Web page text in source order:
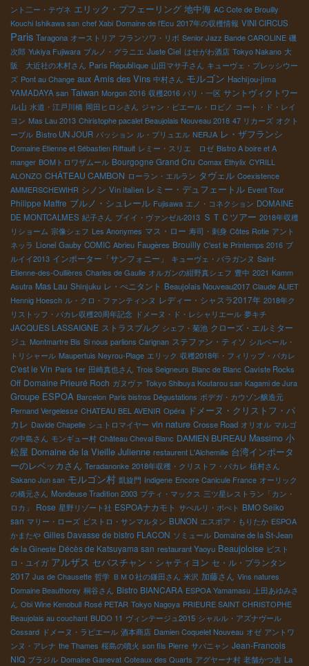
ント二ー・テヴネ エリック・プフェーリング 地中海 AC Cote de Brouilly
Kouchi Ishikawa san chef Xabi Domaine de l'Ecu 2017年の収穫情報 VINI CIRCUS
Paris Taragona オーストリア フランソワ・リボ Senior Jazz Bande CAROLINE 磯
次郎 Yukiya Fujiwara ブルノ・グラニエ Juste Ciel はせがわ酒店 Tokyo Nakano 大
阪 大近社の木村さん Paris République 山田マサ子さん キューヴェ・プレッシウー
ズ Pont au Change aux Amis des Vins 中村さん モルゴン Hachijou-jima
YAMADAYA san Taiwan Morgon 2016 収穫2016 パリ・一区 サントヴィクトワー
ル山 水道・江戸川橋 岡田ヒロシさん ジャン・ピエール・ロビノ コート・ド・レイ
ヨン Mas Lau 2013 Chiristophe pacalet Beaujolais Nouveau 2018 47 リカーズ オクト
ーブル Bistro UN JOUR パッション ル・ブリュエル NERJA レ・ザフランシ
Domaine Etienne et Sébastien Riffault レミー・スリエ ロゼ Bistro A boire et A
manger BOMトロワザムール Bourgogne Grand Cru Comax Ethylix CYRILL
ALONZO CHÂTEAU CAMBON ローラン・エルラン タヴェル Coexistence
AMMERSCHEWIHR シノン Vin italien レミー・デュフェートル Event Tour
Philippe Maffre ブルノ・シュレール Fujisawa エノ・コネクション DOMAINE
DE MONTCALMES 紀子さん プイイ・ヴァンゼル2013 ＳＴＣツアー 2018年収穫
リショーム 宗像シェフ Les Anonymes マス・ロー 寿司・刺身 Côtes Rotie アント
ネッラ Lionel Gauby COMIC Abrieu Faugères Brouilly C'est le Printemps 2016 ブ
ルイイ2013 インポーター「サンフォニー」 キューヴェ・バラガンヌ Saint-
Etienne-des-Oullières Charles de Gaulle オルガンの紺野真シェフ 豊中 2021 Kamm
Asutra Mas Lau Shinjuku レ・ぺニタント Beaujolais Nouveau2017 Claude ALIET
Hennig Hoesch ル・クロ・ファンティンヌ レディー・シャスラ2017年 2018年ク
リストッフ・パカレ収穫20周年記念 ドメーヌ・ド・レシャリエール 夢キチ
JACQUES LASSAIGNE ストラスブルグ シェフ・菊池 クローズ・エルミター
ジュ Montmartre Bis Si nous parlions Carignan ステファン・ティソ シルベール・
トリシャール Maupertuis Neyrou-Plage エリック 収穫2018年・フィリップ・パカレ
C'est le Vin Paris 1er 田崎真也さん Trois Seigneurs Blanc de Blanc Caviste Rocks
Off Domaine Prieuré Roch ガヌヴァ Tokyo Shibuya Koutarou san Kagami de Jura
Groupe ESPOA Barcelon Paris bistros Dégustations ボデガ・カウゾン醸造元
Pernand Vergelesse CHATEAU BEL AVENIR Opéra ドメーヌ・クリストフ・パ
カレ Davide Chapelle シュトロマイヤー vin nature Crosse Road オリオル マルゴ
の中島さん モンギュー村 Château Cheval Blanc DAMIEN BUREAU Massimo 小
松屋 Domaine de la Vieille Julienne restaurent L'Alchemille 台湾インポータ
ーのレベッカさん Teradanonke 2018年収穫・クリストフ・パカレ 植村さん
Sakano Jun san モルゴン村 凱旋門 Indigene Encore Canicule France オーリック
の橋元さん Mondeuse Tradition 2003 プティ・マックス 三ツ星レストラン「カン・
ロカ」
Rose 星野リゾート社 ESPOAナカモト サぺルリ・ポぺト BMO Seiko
san マリー・ローズ ビストロ・サンマルタン BUNON エスポア・もりたか ESPOA
かまたや Gilles Davasse de bistro FLACON ソミュール Domaine de la St-Jean
de la Gineste Décès de Katsuyama san restaurant Yaoyu Beaujoloise ビスト
ロ・ユイガ アルザス セバスチャン・シャティヨン セ・ル・プランタン
2017 Jus de Chausette 哲学 ＢＭＯ社の鎌田さん 米沢 加藤さん Vins natures
Domaine Beauthorey 桐谷さん Bistro BIANCARA ESPOA Yamamasu 上田あゆみさ
ん Obi Wine Kenobull Rosé PETAR Tokyo Nagoya PRIEURE SAINT CHRISTOPHE
Beaujolais au couchant BUDO 11 ヴィンテージュ2015 シャルル・アズナヴール
Cossard ドメーヌ・ラピエール 酒本商店 Damien Coquelet Nouveau オゼ アントワ
ンヌ・アレナ the Thames 桜島の噴火 son fils Pierre サバニャン Jean-Francois
NIQ ブラジル Domaine Ganevat Coteaux des Quarts アグヤーナ村 老舗かつ吉 La